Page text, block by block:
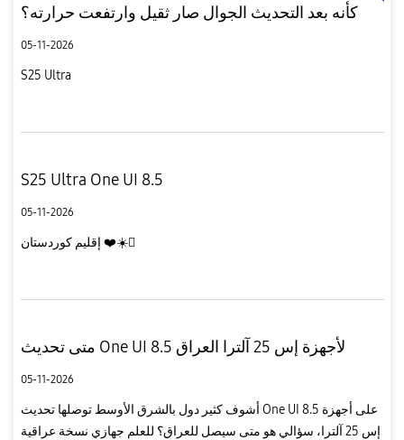
كأنه بعد التحديث الجوال صار ثقيل وارتفعت حرارته؟
05-11-2026
S25 Ultra
S25 Ultra One UI 8.5
05-11-2026
إقليم كوردستان ❤️☀️
متى تحديث One UI 8.5 لأجهزة إس 25 آلترا العراق
05-11-2026
أشوف كثير دول بالشرق الأوسط توصلها تحديث One UI 8.5 على أجهزة
إس 25 آلترا، سؤالي هو متى سيصل للعراق؟ للعلم جهازي نسخة عراقية